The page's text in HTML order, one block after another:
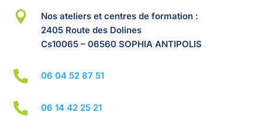

Nos ateliers et centres de formation :
2405 Route des Dolines
Cs10065 – 06560 SOPHIA ANTIPOLIS
 06 04 52 87 51
 06 14 42 25 21